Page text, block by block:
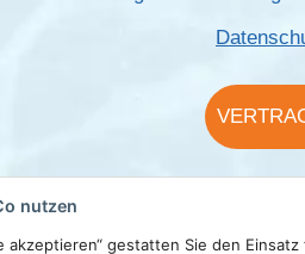
nutzen
akzeptieren“ gestatten Sie den